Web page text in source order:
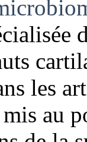
les
au